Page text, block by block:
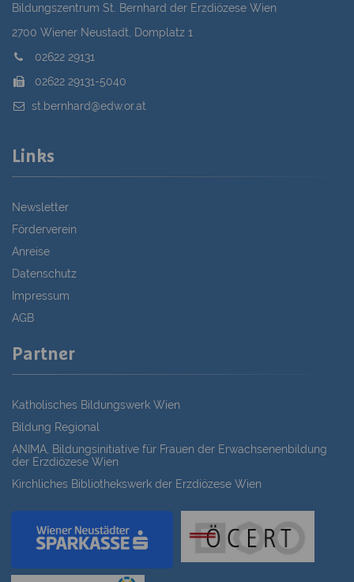
Bildungszentrum St. Bernhard der Erzdiözese Wien
2700 Wiener Neustadt, Domplatz 1
02622 29131
02622 29131-5040
st.bernhard@edw.or.at
Links
Newsletter
Förderverein
Anreise
Datenschutz
Impressum
AGB
Partner
Katholisches Bildungswerk Wien
Bildung Regional
ANIMA, Bildungsinitiative für Frauen der Erwachsenenbildung
der Erzdiözese Wien
Kirchliches Bibliothekswerk der Erzdiözese Wien